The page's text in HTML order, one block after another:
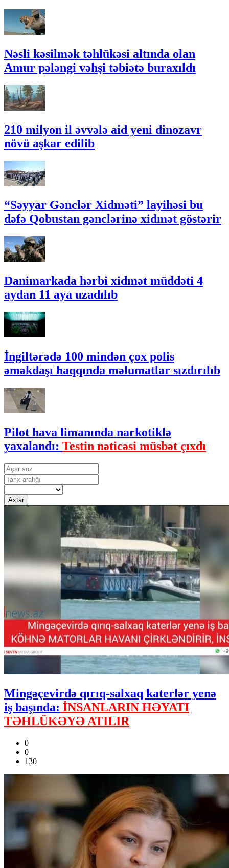
Nəsli kəsilmək təhlükəsi altında olan
Amur pələngi vəhşi təbiətə buraxıldı
210 milyon il əvvələ aid yeni dinozavr
növü aşkar edilib
“Səyyar Gənclər Xidməti” layihəsi bu
dəfə Qobustan gənclərinə xidmət göstərir
Danimarkada hərbi xidmət müddəti 4
aydan 11 aya uzadılıb
İngiltərədə 100 mindən çox polis
əməkdaşı haqqında məlumatlar sızdırılıb
Pilot hava limanında narkotiklə
yaxalandı: Testin nəticəsi müsbət çıxdı
Axtar
Mingəçevirdə qırıq-salxaq katerlər yenə
iş başında: İNSANLARIN HƏYATI
TƏHLÜKƏYƏ ATILIR
0
0
130